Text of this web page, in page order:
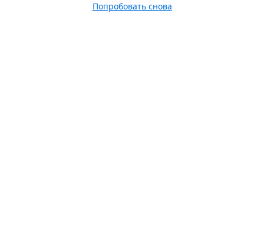
Попробовать снова